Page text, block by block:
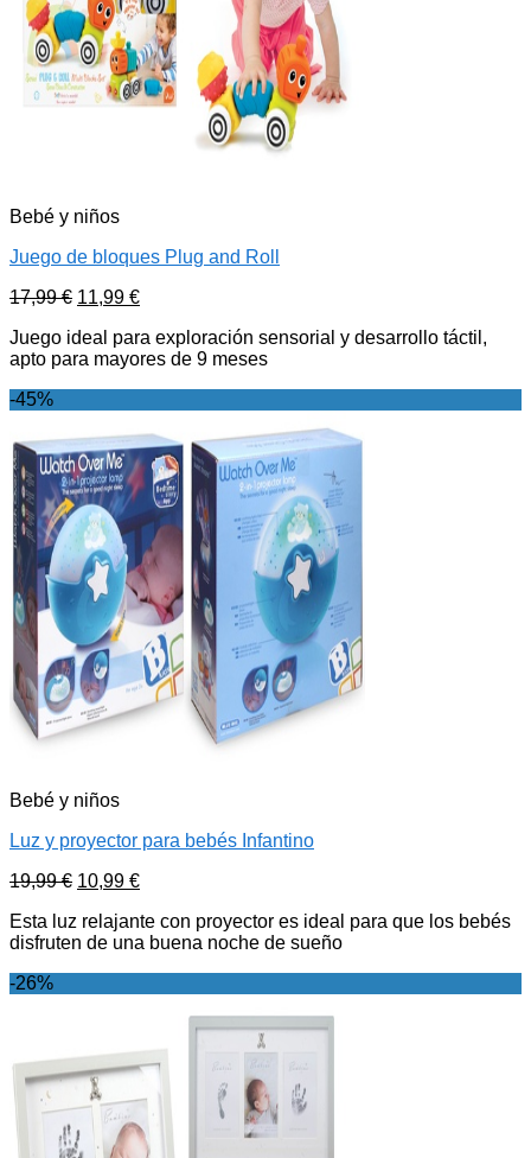
Bebé y niños
Juego de bloques Plug and Roll
17,99€ 11,99 €
Juego ideal para exploración sensorial y desarrollo táctil,
apto para mayores de 9 meses
-45%
Bebé y niños
Luz y proyector para bebés Infantino
19,99€ 10,99 €
Esta luz relajante con proyector es ideal para que los bebés
disfruten de una buena noche de sueño
-26%